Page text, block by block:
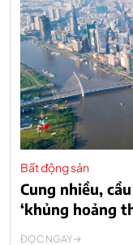
Bất động sản
Cung nhiều,
‘khủng hoảng
ĐỌC NGAY